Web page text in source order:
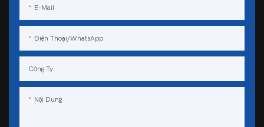
E-Mail
Điện Thoại/WhatsApp
Công Ty
Nội Dung